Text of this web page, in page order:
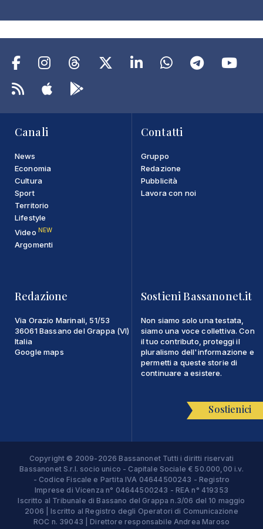
Canali
News
Economia
Cultura
Sport
Territorio
Lifestyle
Video NEW
Argomenti
Contatti
Gruppo
Redazione
Pubblicità
Lavora con noi
Redazione
Via Orazio Marinali, 51/53
36061 Bassano del Grappa (VI)
Italia
Google maps
Sostieni Bassanonet.it
Non siamo solo una testata,
siamo una voce collettiva. Con
il tuo contributo, proteggi il
pluralismo dell'informazione e
permetti a queste storie di
continuare a esistere.
Sostienici
Copyright © 2009-2026 Bassanonet Tutti i diritti riservati
Bassanonet S.r.l. socio unico - Capitale Sociale € 50.000,00 i.v.
- Codice Fiscale e Partita IVA 04644500243 - Registro
Imprese di Vicenza n° 04644500243 - REA n° 419353
Iscritto al Tribunale di Bassano del Grappa n.3/06 del 10 maggio
2006 | Iscritto al Registro degli Operatori di Comunicazione
ROC n. 39043 | Direttore responsabile Andrea Maroso